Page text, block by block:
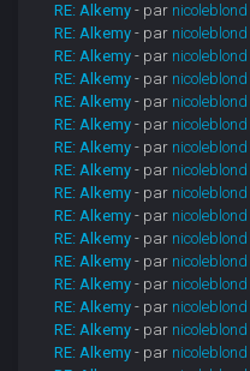
RE: Alkemy - par nicoleblond
RE: Alkemy - par nicoleblond
RE: Alkemy - par nicoleblond
RE: Alkemy - par nicoleblond
RE: Alkemy - par nicoleblond
RE: Alkemy - par nicoleblond
RE: Alkemy - par nicoleblond
RE: Alkemy - par nicoleblond
RE: Alkemy - par nicoleblond
RE: Alkemy - par nicoleblond
RE: Alkemy - par nicoleblond
RE: Alkemy - par nicoleblond
RE: Alkemy - par nicoleblond
RE: Alkemy - par nicoleblond
RE: Alkemy - par nicoleblond
RE: Alkemy - par nicoleblond